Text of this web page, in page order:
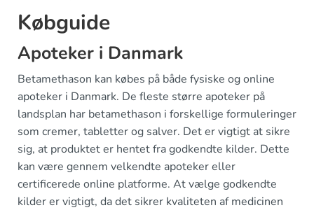
Købguide
Apoteker i Danmark
Betamethason kan købes på både fysiske og online
apoteker i Danmark. De fleste større apoteker på
landsplan har betamethason i forskellige formuleringer
som cremer, tabletter og salver. Det er vigtigt at sikre
sig, at produktet er hentet fra godkendte kilder. Dette
kan være gennem velkendte apoteker eller
certificerede online platforme. At vælge godkendte
kilder er vigtigt, da det sikrer kvaliteten af medicinen